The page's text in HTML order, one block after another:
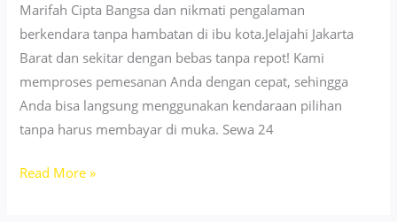
Marifah Cipta Bangsa dan nikmati pengalaman
berkendara tanpa hambatan di ibu kota.Jelajahi Jakarta
Barat dan sekitar dengan bebas tanpa repot! Kami
memproses pemesanan Anda dengan cepat, sehingga
Anda bisa langsung menggunakan kendaraan pilihan
tanpa harus membayar di muka. Sewa 24
Sewa
Read More »